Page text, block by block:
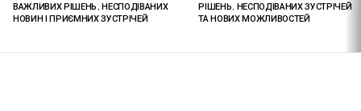
ВАЖЛИВИХ РІШЕНЬ, НЕСПОДІВАНИХ
НОВИН І ПРИЄМНИХ ЗУСТРІЧЕЙ
РІШЕНЬ, НЕСПОДІВАНИХ ЗУСТРІЧЕЙ
ТА НОВИХ МОЖЛИВОСТЕЙ